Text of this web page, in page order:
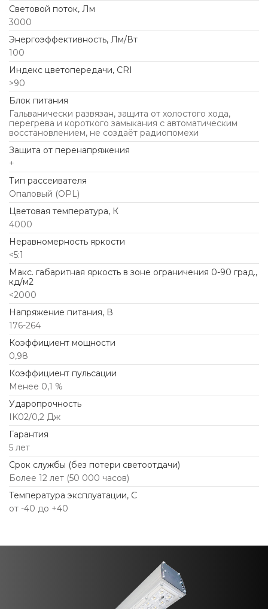
Световой поток, Лм
3000
Энергоэффективность, Лм/Вт
100
Индекс цветопередачи, CRI
>90
Блок питания
Гальванически развязан, защита от холостого хода,
перегрева и короткого замыкания с автоматическим
восстановлением, не создаёт радиопомехи
Защита от перенапряжения
+
Тип рассеивателя
Опаловый (OPL)
Цветовая температура, К
4000
Неравномерность яркости
<5:1
Макс. габаритная яркость в зоне ограничения 0-90 град.,
кд/м2
<2000
Напряжение питания, В
176-264
Коэффициент мощности
0,98
Коэффициент пульсации
Менее 0,1 %
Ударопрочность
IK02/0,2 Дж
Гарантия
5 лет
Срок службы (без потери светоотдачи)
Более 12 лет (50 000 часов)
Температура эксплуатации, С
от -40 до +40